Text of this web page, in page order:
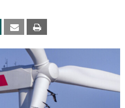
Xing Email